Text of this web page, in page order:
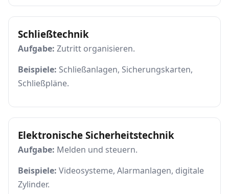
Schließtechnik
Aufgabe: Zutritt organisieren.
Beispiele: Schließanlagen, Sicherungskarten,
Schließpläne.
Elektronische Sicherheitstechnik
Aufgabe: Melden und steuern.
Beispiele: Videosysteme, Alarmanlagen, digitale
Zylinder.